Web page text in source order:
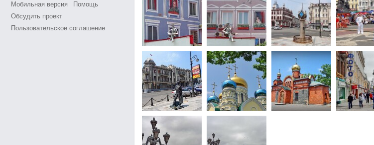
Мобильная версия
Помощь
Обсудить проект
Пользовательское соглашение